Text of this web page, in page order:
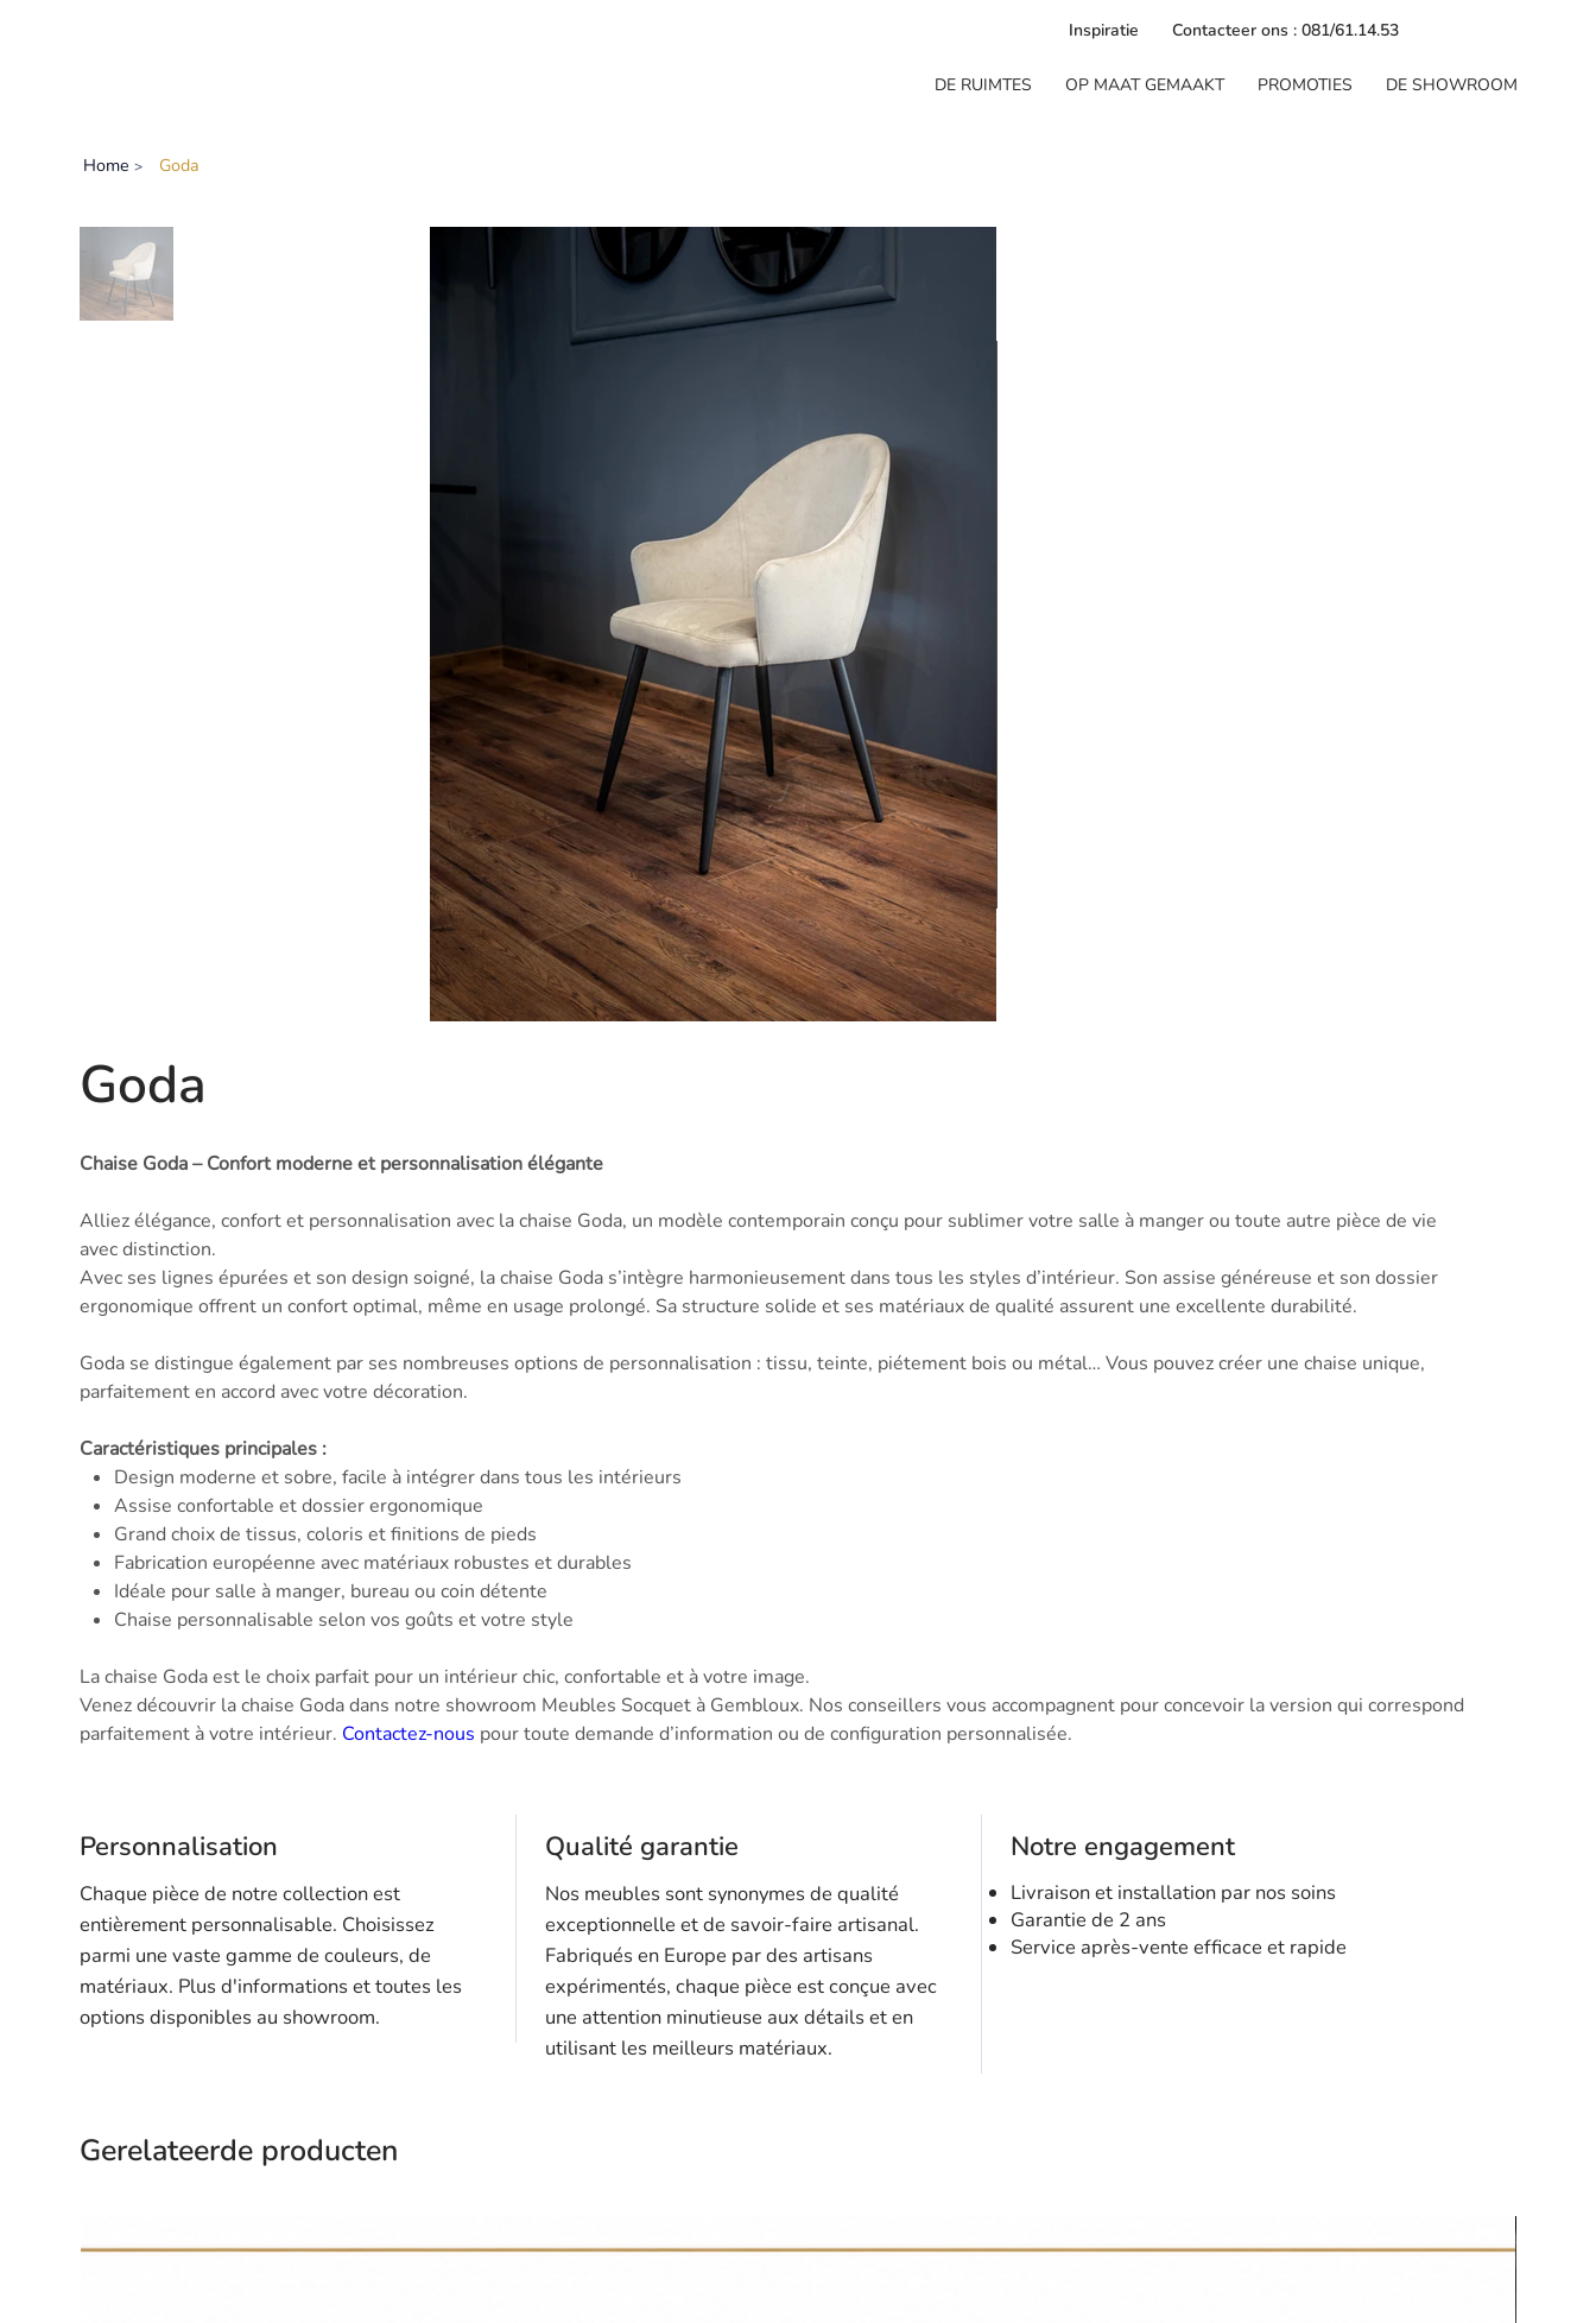
DE RUIMTES OP MAAT GEMAAKT PROMOTIES DE SHOWROOM
Inspiratie Contacteer ons : 081/61.14.53
Home > Goda
Goda
Chaise Goda – Confort moderne et personnalisation élégante
Alliez élégance, confort et personnalisation avec la chaise Goda, un modèle contemporain conçu pour sublimer votre salle à manger ou toute autre pièce de vie
avec distinction.
Avec ses lignes épurées et son design soigné, la chaise Goda s’intègre harmonieusement dans tous les styles d’intérieur. Son assise généreuse et son dossier
ergonomique offrent un confort optimal, même en usage prolongé. Sa structure solide et ses matériaux de qualité assurent une excellente durabilité.
Goda se distingue également par ses nombreuses options de personnalisation : tissu, teinte, piétement bois ou métal… Vous pouvez créer une chaise unique,
parfaitement en accord avec votre décoration.
Caractéristiques principales :
Design moderne et sobre, facile à intégrer dans tous les intérieurs
Assise confortable et dossier ergonomique
Grand choix de tissus, coloris et finitions de pieds
Fabrication européenne avec matériaux robustes et durables
Idéale pour salle à manger, bureau ou coin détente
Chaise personnalisable selon vos goûts et votre style
La chaise Goda est le choix parfait pour un intérieur chic, confortable et à votre image.
Venez découvrir la chaise Goda dans notre showroom Meubles Socquet à Gembloux. Nos conseillers vous accompagnent pour concevoir la version qui correspond
parfaitement à votre intérieur. Contactez-nous pour toute demande d’information ou de configuration personnalisée.
Personnalisation
Chaque pièce de notre collection est
entièrement personnalisable. Choisissez
parmi une vaste gamme de couleurs, de
matériaux. Plus d'informations et toutes les
options disponibles au showroom.
Qualité garantie
Nos meubles sont synonymes de qualité
exceptionnelle et de savoir-faire artisanal.
Fabriqués en Europe par des artisans
expérimentés, chaque pièce est conçue avec
une attention minutieuse aux détails et en
utilisant les meilleurs matériaux.
Notre engagement
Livraison et installation par nos soins
Garantie de 2 ans
Service après-vente efficace et rapide
Gerelateerde producten